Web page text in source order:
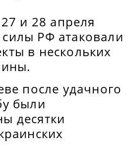
и 28 апреля
РФ атаковали
в нескольких
после удачного
были
десятки